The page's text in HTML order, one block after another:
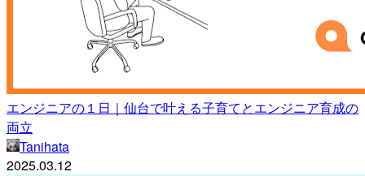
エンジニアの１日｜仙台で叶える子育てとエンジニア育成の
両立
Tanihata
2025.03.12